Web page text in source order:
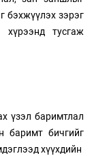
бэхжүүлэх зэрэг
хүрээнд тусгаж
үзэл баримтлал
баримт бичгийг
хүүхдийн